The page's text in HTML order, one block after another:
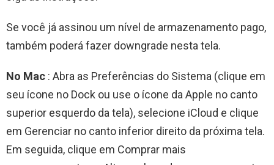
Se você já assinou um nível de armazenamento pago,
também poderá fazer downgrade nesta tela.
No Mac : Abra as Preferências do Sistema (clique em
seu ícone no Dock ou use o ícone da Apple no canto
superior esquerdo da tela), selecione iCloud e clique
em Gerenciar no canto inferior direito da próxima tela.
Em seguida, clique em Comprar mais